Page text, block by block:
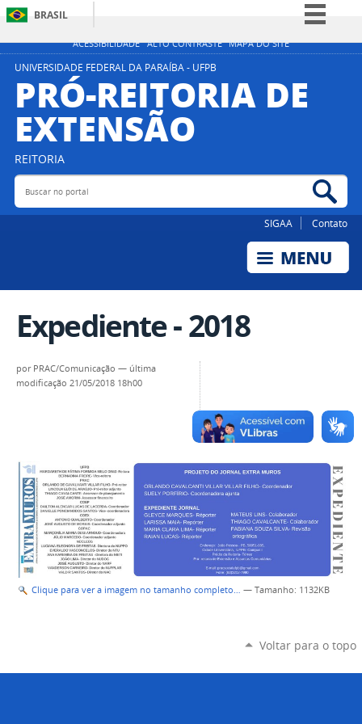
ACESSIBILIDADE ALTO CONTRASTE MAPA DO SITE
BRASIL
Simplifique!
Participe
UNIVERSIDADE FEDERAL DA PARAÍBA - UFPB
PRÓ-REITORIA DE
EXTENSÃO
REITORIA
Buscar no portal
SIGAA Contato
Expediente - 2018
por PRAC/Comunicação — última
modificação 21/05/2018 18h00
Clique para ver a imagem no tamanho completo… — Tamanho: 1132KB
Voltar para o topo